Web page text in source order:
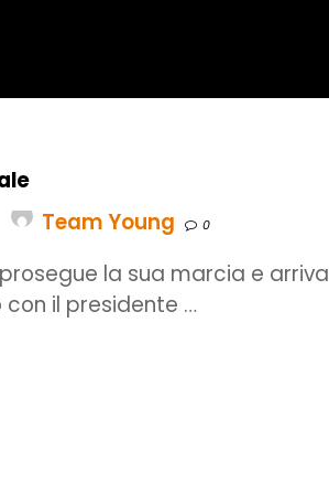
Team Young 0
prosegue la sua marcia e arriva
con il presidente …